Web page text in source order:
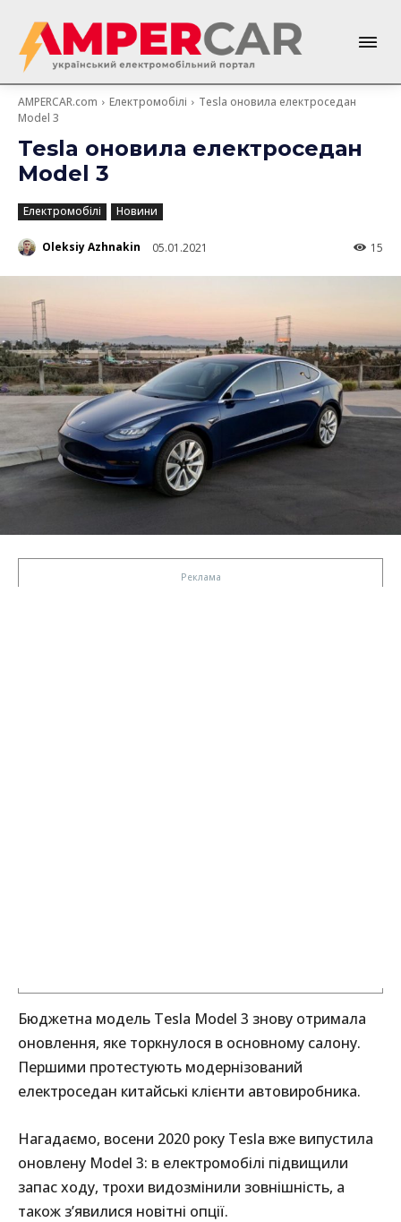
AMPERCAR.com Електромобілі
Tesla оновила електроседан
Model 3
Tesla оновила електроседан
Model 3
Електромобілі Новини
Oleksiy Azhnakin 05.01.2021 15
Бюджетна модель Tesla Model 3 знову отримала
оновлення, яке торкнулося в основному салону.
Першими протестують модернізований
електроседан китайські клієнти автовиробника.
Нагадаємо, восени 2020 року Tesla вже випустила
оновлену Model 3: в електромобілі підвищили
запас ходу, трохи видозмінили зовнішність, а
також з’явилися новітні опції.